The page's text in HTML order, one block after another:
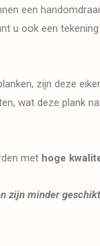
een
u ook een
zijn deze
wat deze plank
met hoge
zijn minder